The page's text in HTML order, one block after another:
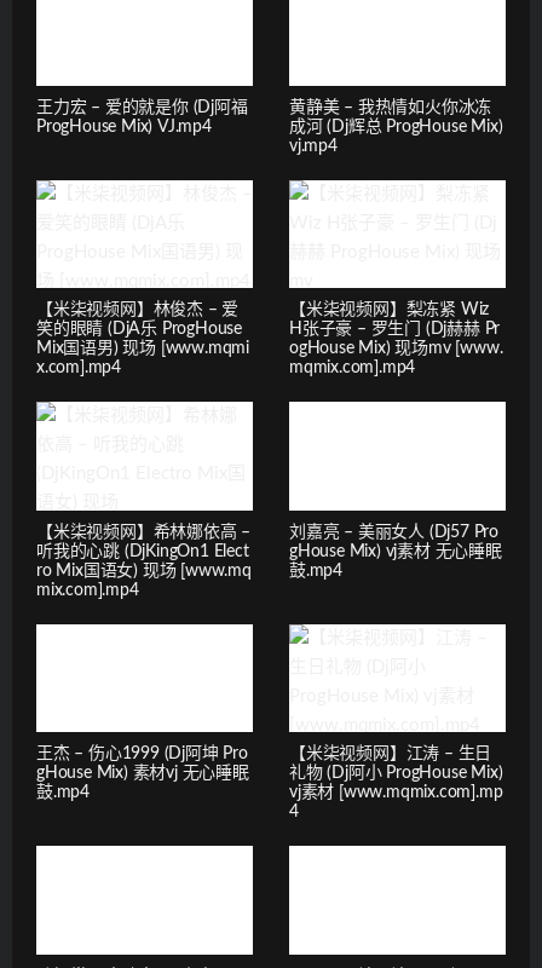
王力宏 – 爱的就是你 (Dj阿福
ProgHouse Mix) VJ.mp4
黄静美 – 我热情如火你冰冻
成河 (Dj辉总 ProgHouse Mix)
vj.mp4
【米柒视频网】林俊杰 – 爱
笑的眼睛 (DjA乐 ProgHouse
Mix国语男) 现场 [www.mqmi
x.com].mp4
【米柒视频网】梨冻紧 Wiz
H张子豪 – 罗生门 (Dj赫赫 Pr
ogHouse Mix) 现场mv [www.
mqmix.com].mp4
【米柒视频网】希林娜依高 –
听我的心跳 (DjKingOn1 Elect
ro Mix国语女) 现场 [www.mq
mix.com].mp4
刘嘉亮 – 美丽女人 (Dj57 Pro
gHouse Mix) vj素材 无心睡眠
鼓.mp4
王杰 – 伤心1999 (Dj阿坤 Pro
gHouse Mix) 素材vj 无心睡眠
鼓.mp4
【米柒视频网】江涛 – 生日
礼物 (Dj阿小 ProgHouse Mix)
vj素材 [www.mqmix.com].mp
4